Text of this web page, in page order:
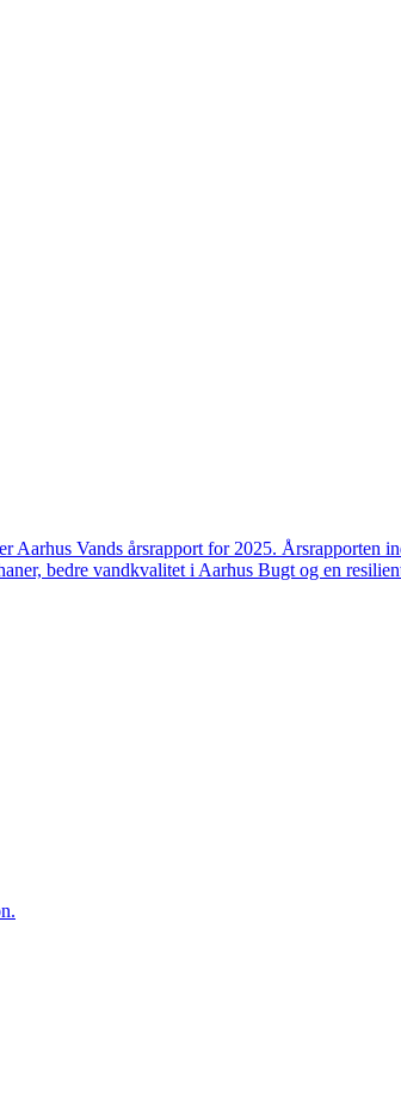
Vands årsrapport for 2025. Årsrapporten
bedre vandkvalitet i Aarhus Bugt og en